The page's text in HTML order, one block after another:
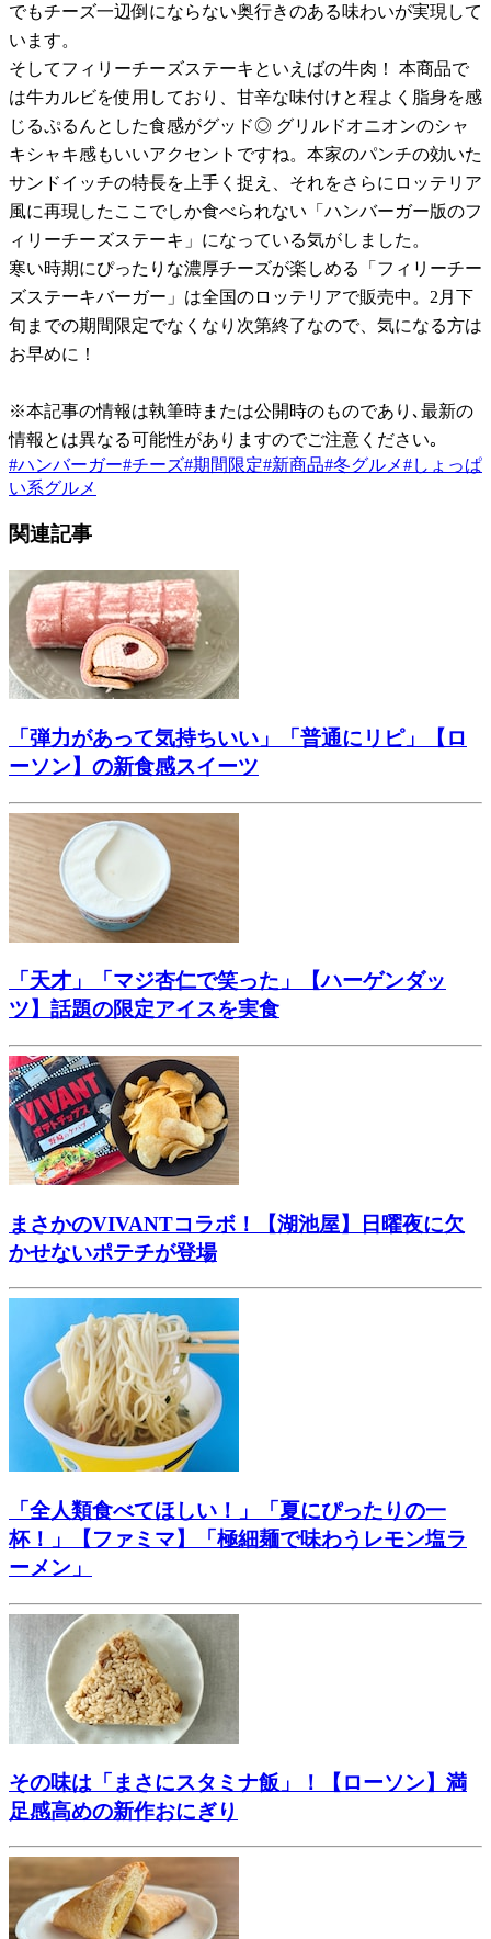
でもチーズ一辺倒にならない奥行きのある味わいが実現して
います。
そしてフィリーチーズステーキといえばの牛肉！ 本商品で
は牛カルビを使用しており、甘辛な味付けと程よく脂身を感
じるぷるんとした食感がグッド◎ グリルドオニオンのシャ
キシャキ感もいいアクセントですね。本家のパンチの効いた
サンドイッチの特長を上手く捉え、それをさらにロッテリア
風に再現したここでしか食べられない「ハンバーガー版のフ
ィリーチーズステーキ」になっている気がしました。
寒い時期にぴったりな濃厚チーズが楽しめる「フィリーチー
ズステーキバーガー」は全国のロッテリアで販売中。2月下
旬までの期間限定でなくなり次第終了なので、気になる方は
お早めに！
※本記事の情報は執筆時または公開時のものであり､最新の
情報とは異なる可能性がありますのでご注意ください｡
#ハンバーガー#チーズ#期間限定#新商品#冬グルメ#しょっぱ
い系グルメ
関連記事
「弾力があって気持ちいい」「普通にリピ」【ロ
ーソン】の新食感スイーツ
「天才」「マジ杏仁で笑った」【ハーゲンダッ
ツ】話題の限定アイスを実食
まさかのVIVANTコラボ！【湖池屋】日曜夜に欠
かせないポテチが登場
「全人類食べてほしい！」「夏にぴったりの一
杯！」【ファミマ】「極細麺で味わうレモン塩ラ
ーメン」
その味は「まさにスタミナ飯」！【ローソン】満
足感高めの新作おにぎり